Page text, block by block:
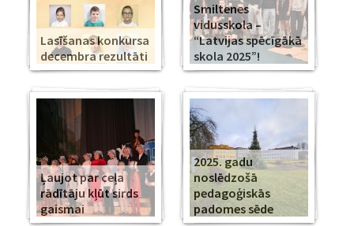
Lasīšanas konkursa
decembra rezultāti
Smiltenes
vidusskola –
“Latvijas spēcīgākā
skola 2025”!
Ļaujot par ceļa
rādītāju kļūt sirds
gaismai
2025. gadu
noslēdzošā
pedagoģiskās
padomes sēde